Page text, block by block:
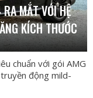
MẮT VỚI HỆ
KÍCH THƯỚC
chuẩn với gói AMG
động mild-